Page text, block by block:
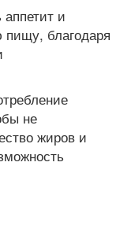
и
благодаря
не
жиров и